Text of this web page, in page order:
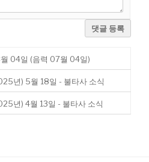
댓글 등록
04일 (음력 07월 04일)
년) 5월 18일 - 불타사 소식
년) 4월 13일 - 불타사 소식